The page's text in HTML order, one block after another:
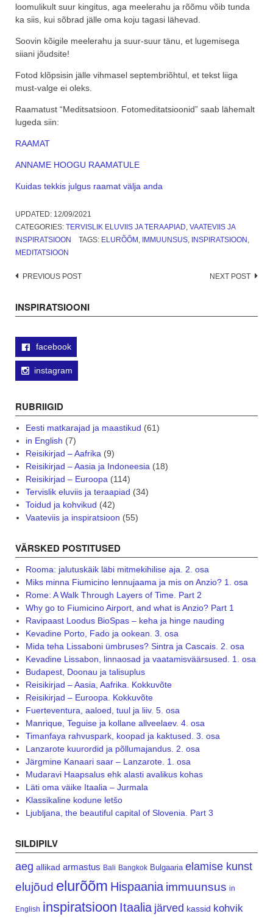
loomulikult suur kingitus, aga meelerahu ja rõõmu võib tunda
ka siis, kui sõbrad jälle oma koju tagasi lähevad.
Soovin kõigile meelerahu ja suur-suur tänu, et lugemisega
siiani jõudsite!
Fotod klõpsisin jälle vihmasel septembriõhtul, et tekst liiga
must-valge ei oleks.
Raamatust “Meditsatsioon. Fotomeditatsioonid” saab lähemalt
lugeda siin:
RAAMAT
ANNAME HOOGU RAAMATULE
Kuidas tekkis julgus raamat välja anda
UPDATED: 12/09/2021
CATEGORIES: TERVISLIK ELUVIIS JA TERAAPIAD, VAATEVIIS JA
INSPIRATSIOON
TAGS: ELURÕÕM , IMMUUNSUS, INSPIRATSIOON ,
MEDITATSIOON
Post
PREVIOUS POST NEXT POST
INSPIRATSIOONI
facebook
instagram
RUBRIIGID
Eesti matkarajad ja maastikud (61)
in English (7)
Reisikirjad – Aafrika(9)
Reisikirjad – Aasia ja Indoneesia(18)
Reisikirjad – Euroopa(114)
Tervislik eluviis ja teraapiad (34)
Toidud ja kohvikud (42)
Vaateviis ja inspiratsioon (55)
VÄRSKED POSTITUSED
Rooma: jalutuskäik läbi mitmekihilise aja. 2. osa
Miks minna Fiumicino lennujaama ja mis on Anzio? 1. osa
Rome: A Walk Through Layers of Time. Part 2
Why go to Fiumicino Airport, and what is Anzio? Part 1
Ravipaast Loodus BioSpas – keha ja hinge nauding
Kevadine Porto, Fado ja ookean. 3. osa
Mida teha Lissaboni ümbruses? Sintra ja Cascais. 2. osa
Kevadine Lissabon, linnaosad ja vaatamisväärsused. 1. osa
Budapest, Doonau ja talisuplus
Reisikirjad – Aasia, Aafrika. Kokkuvõte
Reisikirjad – Euroopa. Kokkuvõte
Fuerteventura, aaloed, tuul ja liiv. 5. osa
Manrique, Teguise ja kollane allveelaev. 4. osa
Timanfaya rahvuspark, koopad ja kaktused. 3. osa
Lanzarote kuurordid ja põllumajandus. 2. osa
Järgmine Kanaari saar – Lanzarote. 1. osa
Mudaravi Haapsalus ehk alasti avalikus kohas
Läti oma väike Itaalia – Jurmala
Klassikaline kodune letšo
Ljubljana, the beautiful capital of Slovenia. Part 3
SILDIPILV
aeg allikad armastus Bali Bangkok Bulgaaria elamise kunst
elujõud elurõõm Hispaania immuunsus in
English inspiratsioon Itaalia järved kassid kohvik